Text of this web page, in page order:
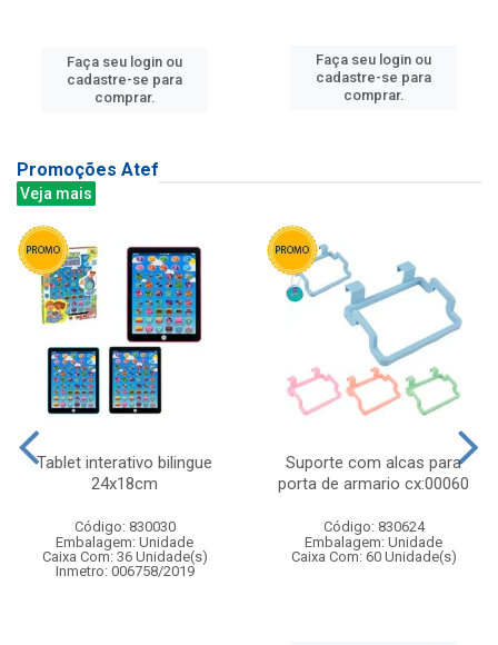
Faça seu login ou
cadastre-se para
comprar.
Faça seu login ou
cadastre-se para
comprar.
Promoções Atef
Veja mais
Tablet interativo bilingue
24x18cm
Código: 830030
Embalagem: Unidade
Caixa Com: 36 Unidade(s)
Inmetro: 006758/2019
Suporte com alcas para
porta de armario cx:00060
Código: 830624
Embalagem: Unidade
Caixa Com: 60 Unidade(s)